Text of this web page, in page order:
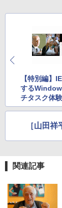
【特別編】
する
チタスク体験
［山田
関連記事